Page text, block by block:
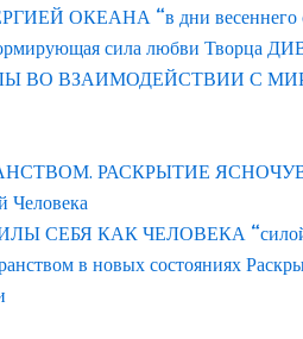
ОКЕАНА “в дни весеннего
сила любви Творца
ВО ВЗАИМОДЕЙСТВИИ С
РАСКРЫТИЕ
Человека
КАК ЧЕЛОВЕКА “силой
в новых состояниях